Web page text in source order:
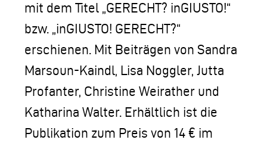
mit dem Titel „GERECHT? inGIUSTO!“
bzw. „inGIUSTO! GERECHT?“
erschienen. Mit Beiträgen von Sandra
Marsoun-Kaindl, Lisa Noggler, Jutta
Profanter, Christine Weirather und
Katharina Walter. Erhältlich ist die
Publikation zum Preis von 14 € im